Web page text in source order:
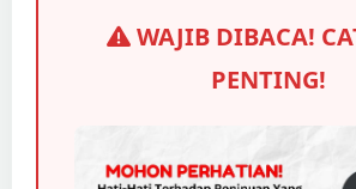
WAJIB DIBACA!
PENTING!